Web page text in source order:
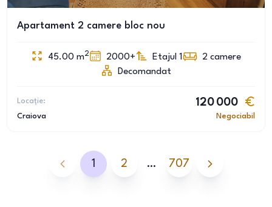
Apartament 2 camere bloc nou
45.00 m2 2000+ Etajul 1 2 camere
Decomandat
Locație:
Craiova
120 000
Negociabil
1 2 … 707